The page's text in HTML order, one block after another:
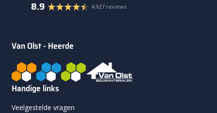
8.9 4.927 reviews
Van Olst - Heerde
Handige links
Veelgestelde vragen